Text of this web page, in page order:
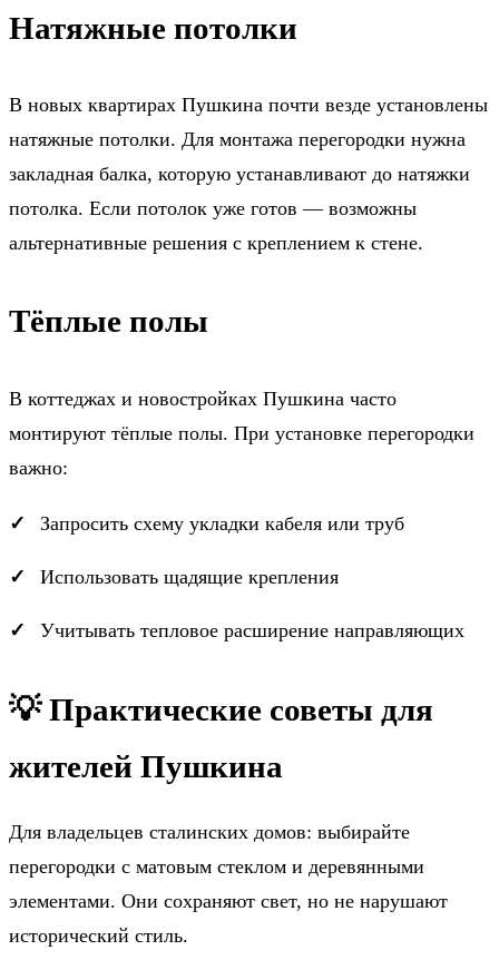
Натяжные потолки
В новых квартирах Пушкина почти везде установлены
натяжные потолки. Для монтажа перегородки нужна
закладная балка, которую устанавливают до натяжки
потолка. Если потолок уже готов — возможны
альтернативные решения с креплением к стене.
Тёплые полы
В коттеджах и новостройках Пушкина часто
монтируют тёплые полы. При установке перегородки
важно:
Запросить схему укладки кабеля или труб
Использовать щадящие крепления
Учитывать тепловое расширение направляющих
💡 Практические советы для
жителей Пушкина
Для владельцев сталинских домов: выбирайте
перегородки с матовым стеклом и деревянными
элементами. Они сохраняют свет, но не нарушают
исторический стиль.